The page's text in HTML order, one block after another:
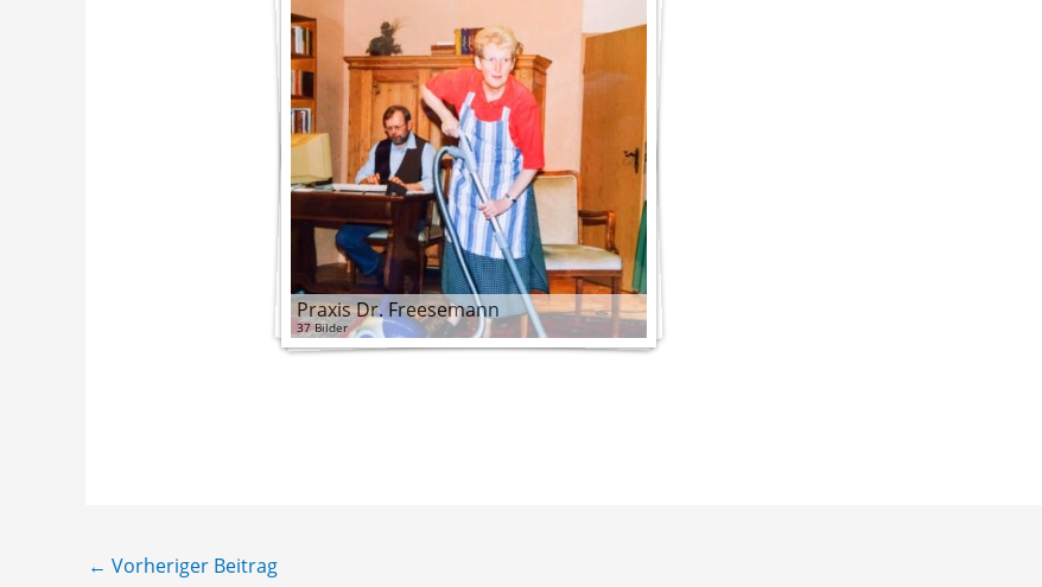
Praxis Dr. Freesemann
37 Bilder
← Vorheriger Beitrag